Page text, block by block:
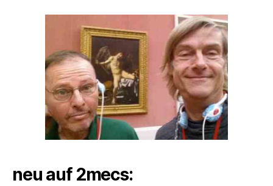
neu auf 2mecs: